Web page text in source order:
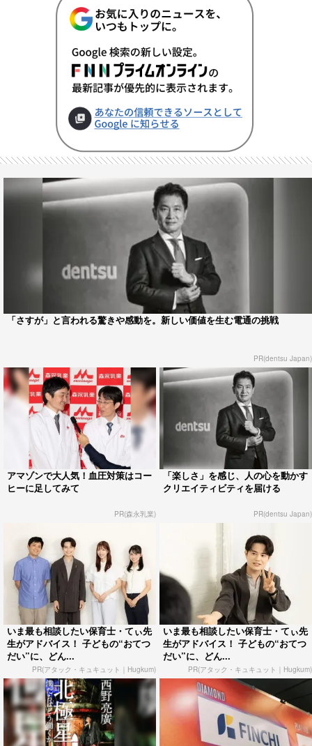
「さすが」と言われる驚きや感動を。新しい価値を生む電通の挑戦
PR(dentsu Japan)
アマゾンで大人気！血圧対策はコー
ヒーに足してみて
PR(森永乳業)
「楽しさ」を感じ、人の心を動かす
クリエイティビティを届ける
PR(dentsu Japan)
いま最も相談したい保育士・てぃ先
生がアドバイス！ 子どもの“おてつ
だい”に、どん...
PR(アタック・キュキュット｜Hugkum)
いま最も相談したい保育士・てぃ先
生がアドバイス！ 子どもの“おてつ
だい”に、どん...
PR(アタック・キュキュット｜Hugkum)